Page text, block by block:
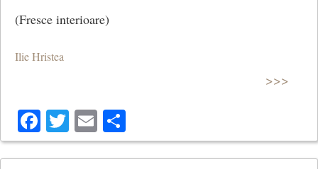
(Fresce interioare)
Ilie Hristea
>>>
Facebook
Twitter
Email